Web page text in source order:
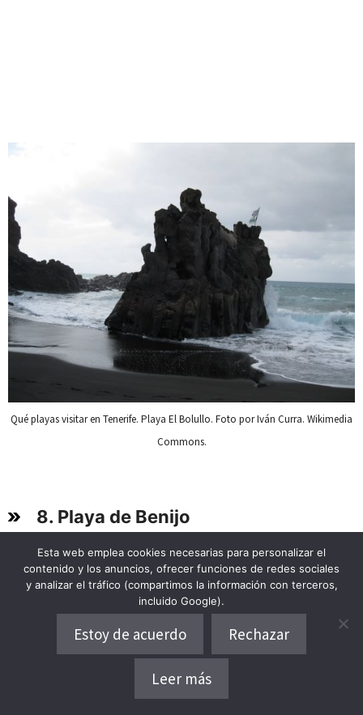
Qué playas visitar en Tenerife. Playa El Bolullo. Foto por Iván Curra. Wikimedia
Commons.
8. Playa de Benijo
Atardeceres mágicos con los Roques de Anaga al
fondo yun ambiente de paz y concordancia con la
naturalezason algunas de las cosas que aguardan a
los turistas que se animen a visitar la playa de Benijo.
Esta web emplea cookies necesarias para personalizar el
contenido y los anuncios, ofrecer funciones de redes sociales
y analizar el tráfico (compartimos la información con terceros,
incluido Google).
Estoy de acuerdo Rechazar
Leer más